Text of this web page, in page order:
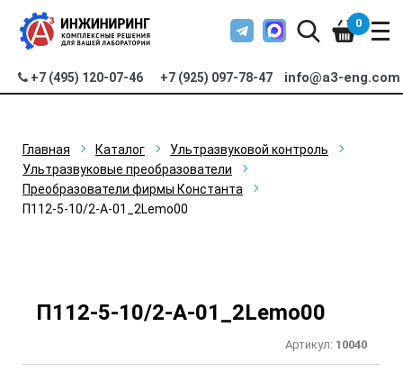
+7 (495) 120-07-46 +7 (925) 097-78-47 info@a3-eng.com
0
Главная Каталог
Ультразвуковой контроль
Ультразвуковые преобразователи
Преобразователи фирмы Константа
П112-5-10/2-А-01_2Lemo00
П112-5-10/2-А-01_2Lemo00
Артикул: 10040